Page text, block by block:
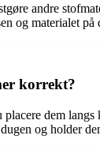
andre
og materialet
korrekt?
dem
og holder